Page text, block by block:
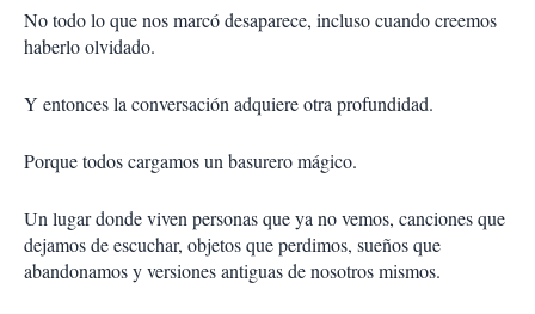
No todo lo que nos marcó desaparece, incluso cuando creemos
haberlo olvidado.
Y entonces la conversación adquiere otra profundidad.
Porque todos cargamos un basurero mágico.
Un lugar donde viven personas que ya no vemos, canciones que
dejamos de escuchar, objetos que perdimos, sueños que
abandonamos y versiones antiguas de nosotros mismos.